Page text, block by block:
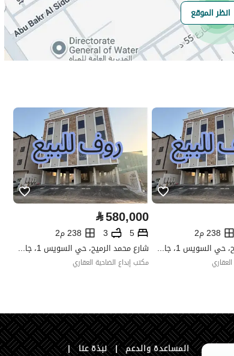
هل يوجد اي التزام
على العقار ؟
مطابقة لكود البناء Yes
العقار مرهون
لا
العقار مقيد
رقم الأرض
523
ملاحظات
-
ارتدادات 1 ثم القطعة رقم 524
تفصيل ارتدادات 1 ثم القطعة رقم 521
انظر الموقع
238 م2
شارع محمد الرميح، حي السويس 1، جازان
⃁580,000
5
3
238 م2
شارع محمد الرميح، حي السويس 1، جازان
مكتب إبداع الضاحية العقاري
المساعدة والدعم | نبذة عنا |